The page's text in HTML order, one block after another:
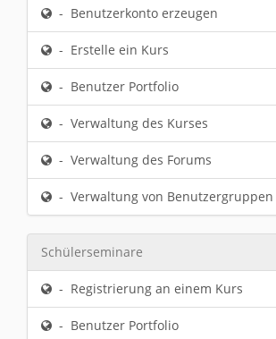
- Benutzerkonto erzeugen
- Erstelle ein Kurs
- Benutzer Portfolio
- Verwaltung des Kurses
- Verwaltung des Forums
- Verwaltung von Benutzergruppen
Schülerseminare
- Registrierung an einem Kurs
- Benutzer Portfolio